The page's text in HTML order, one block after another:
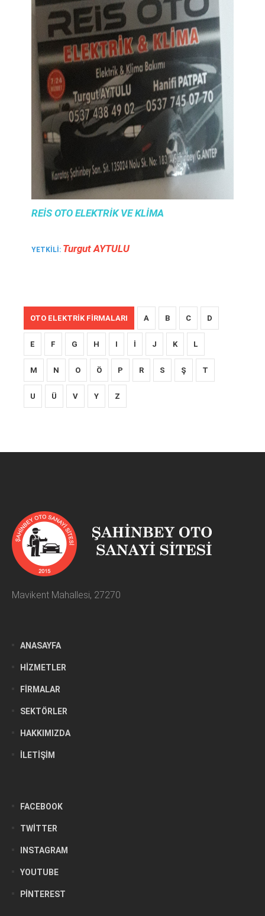
REIS OTO ELEKTRIK VE KLIMA
YETKILI: Turgut AYTULU
OTO ELEKTRIK FIRMALARI A B C D
E F G H I İ J K L
M N O Ö P R S Ş T
U Ü V Y Z
Mavikent Mahallesi, 27270
ANASAYFA
HIZMETLER
FIRMALAR
SEKTÖRLER
HAKKIMIZDA
İLETIŞIM
FACEBOOK
TWITTER
INSTAGRAM
YOUTUBE
PINTEREST